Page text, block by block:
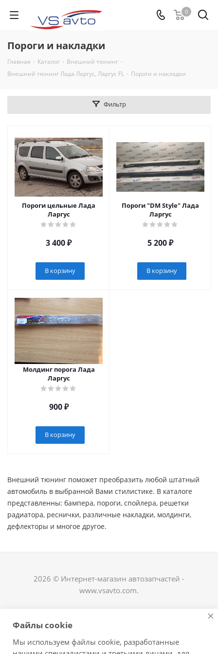
0
Пороги и накладки
Главная - Каталог - Внешний тюнинг -
Внешний тюнинг Лада Ларгус, Ларгус FL - Пороги и накладки
Фильтр
Пороги цельные Лада
Ларгус
3 400₽
В корзину
Пороги "DM Style" Лада
Ларгус
5 200₽
В корзину
Молдинг порога Лада
Ларгус
900₽
В корзину
Внешний тюнинг поможет преобразить любой штатный
автомобиль в выбранной Вами стилистике. В каталоге
представленны: бампера, пороги, спойлера, решетки
радиатора, реснички, различные накладки, молдинги,
дефлекторы и многое другое. ​
2026 © Интернет-магазин автозапчастей -
www.vsavto.com.
+7 (8482) 622-122 avtovs@yandex.ru
Файлы cookie
Мы используем файлы cookie, разработанные